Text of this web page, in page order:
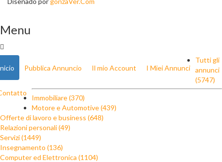
Menu
Pubblica Annuncio Il mio Account I Miei Annunci
Tutti gli
annunci
(5747)
Immobiliare (370)
Motore e Automotive (439)
Offerte di lavoro e business (648)
Relazioni personali (49)
Servizi (1449)
Insegnamento (136)
Computer ed Elettronica (1104)